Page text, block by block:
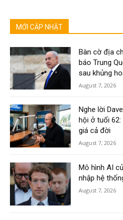
MỚI CẬP NHẬT
Bàn cờ địa
báo Trung
sau khủng
August 7, 2026
Nghe lời
hội ở tuổi
giá cả đời
August 7, 2026
Mô hình AI
nhập hệ
August 7, 2026